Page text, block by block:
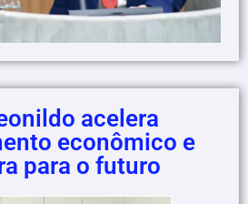
acelera
econômico e
para o futuro